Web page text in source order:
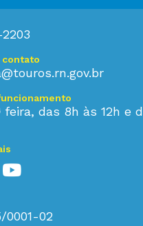
contato
feira, das 8h às 12h e
0001-02